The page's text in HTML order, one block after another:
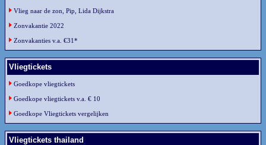
Vlieg naar de zon, Pip, Lida Dijkstra
Zonvakantie 2022
Zonvakanties v.a. €31*
Vliegtickets
Goedkope vliegtickets
Goedkope vliegtickets v.a. € 10
Goedkope Vliegtickets vergelijken
Vliegtickets thailand